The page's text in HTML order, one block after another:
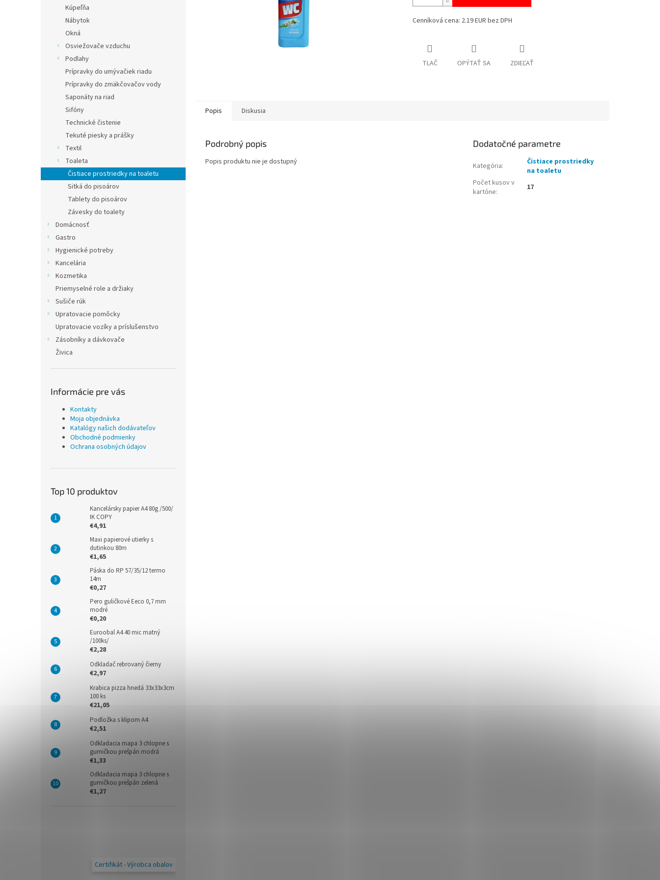
Kúpeľňa
Nábytok
Okná
Osviežovače vzduchu
Podlahy
Prípravky do umývačiek riadu
Prípravky do zmäkčovačov vody
Saponáty na riad
Sifóny
Technické čistenie
Tekuté piesky a prášky
Textil
Toaleta
Čistiace prostriedky na toaletu
Sitká do pisoárov
Tablety do pisoárov
Závesky do toalety
Domácnosť
Gastro
Hygienické potreby
Kancelária
Kozmetika
Priemyselné role a držiaky
Sušiče rúk
Upratovacie pomôcky
Upratovacie vozíky a príslušenstvo
Zásobníky a dávkovače
Živica
Informácie pre vás
Kontakty
Moja objednávka
Katalógy našich dodávateľov
Obchodné podmienky
Ochrana osobných údajov
Top 10 produktov
Kancelársky papier A4 80g /500/
IK COPY
€4,91
Maxi papierové utierky s
dutinkou 80m
€1,65
Páska do RP 57/35/12 termo
14m
€0,27
Pero guličkové Eeco 0,7 mm
modré
€0,20
Euroobal A4 40 mic matný
/100ks/
€2,28
Odkladač rebrovaný čierny
€2,97
Krabica pizza hnedá 33x33x3cm
100 ks
€21,05
Podložka s klipom A4
€2,51
Odkladacia mapa 3 chlopne s
gumičkou prešpán modrá
€1,33
Odkladacia mapa 3 chlopne s
gumičkou prešpán zelená
€1,27
Certifikát - Výrobca obalov
Cenníková cena: 2.19 EUR bez DPH
TLAČ OPÝTAŤ SA ZDIEĽAŤ
Popis Diskusia
Podrobný popis
Popis produktu nie je dostupný
Dodatočné parametre
Kategória:
Čistiace prostriedky
na toaletu
Počet kusov v
kartóne: 17